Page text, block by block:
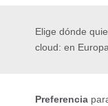
Elige dónde
cloud: en
Preferencia